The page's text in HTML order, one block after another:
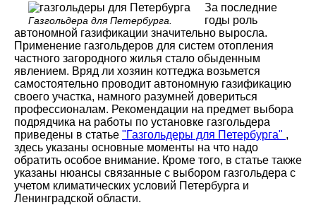
Газгольдера для Петербурга.
За последние
годы роль
автономной газификации значительно выросла.
Применение газгольдеров для систем отопления
частного загородного жилья стало обыденным
явлением. Вряд ли хозяин коттеджа возьмется
самостоятельно проводит автономную газификацию
своего участка, намного разумней довериться
профессионалам. Рекомендации на предмет выбора
подрядчика на работы по установке газгольдера
приведены в статье "Газгольдеры для Петербурга" ,
здесь указаны основные моменты на что надо
обратить особое внимание. Кроме того, в статье также
указаны нюансы связанные с выбором газгольдера с
учетом климатических условий Петербурга и
Ленинградской области.